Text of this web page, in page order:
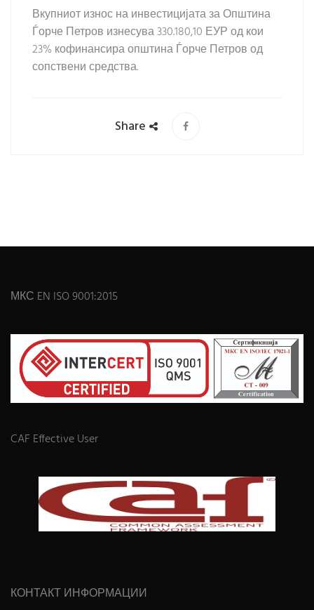
Вкупниот износ на инвестицијата за Општина
Ѓорче Петров изнесува 330.180,10 ЕУР од кои
23% кофинансира општина Ѓорче Петров од
сопствени средства.
Share
МКС EN ISO 9001:2015
CAF Effective User
КОНТАКТ ИНФОРМАЦИИ